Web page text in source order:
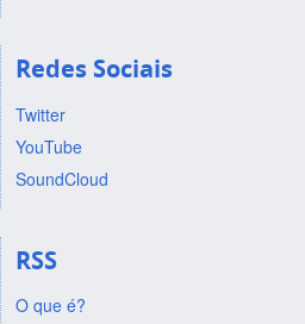
Redes Sociais
Twitter
YouTube
SoundCloud
RSS
O que é?